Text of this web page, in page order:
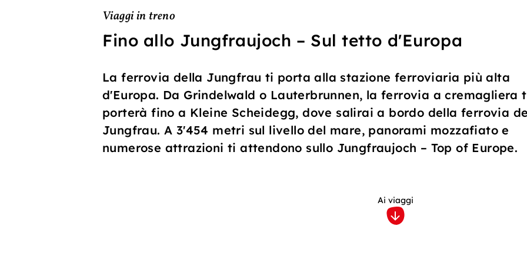
Viaggi in treno
Fino allo Jungfraujoch – Sul tetto d'Europa
La ferrovia della Jungfrau ti porta alla stazione ferroviaria più alta
d'Europa. Da Grindelwald o Lauterbrunnen, la ferrovia a cremagliera
porterà fino a Kleine Scheidegg, dove salirai a bordo della ferrovia
Jungfrau. A 3'454 metri sul livello del mare, panorami mozzafiato e
numerose attrazioni ti attendono sullo Jungfraujoch – Top of Europe.
Ai viaggi